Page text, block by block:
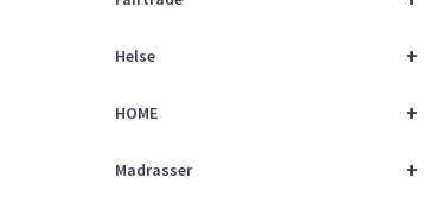
+
Helse
+
HOME
+
Madrasser